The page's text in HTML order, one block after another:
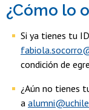
¿Cómo lo
Si ya tienes tu
condición de
¿Aún no tienes
a